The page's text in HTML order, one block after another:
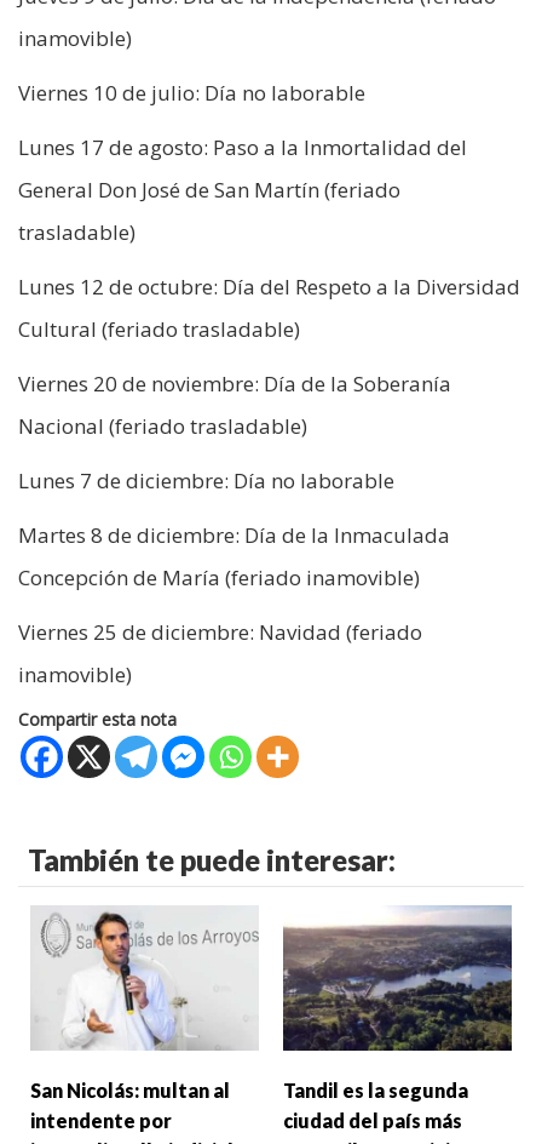
inamovible)
Viernes 10 de julio: Día no laborable
Lunes 17 de agosto: Paso a la Inmortalidad del
General Don José de San Martín (feriado
trasladable)
Lunes 12 de octubre: Día del Respeto a la Diversidad
Cultural (feriado trasladable)
Viernes 20 de noviembre: Día de la Soberanía
Nacional (feriado trasladable)
Lunes 7 de diciembre: Día no laborable
Martes 8 de diciembre: Día de la Inmaculada
Concepción de María (feriado inamovible)
Viernes 25 de diciembre: Navidad (feriado
inamovible)
Compartir esta nota
También te puede interesar:
San Nicolás: multan al
intendente por
Tandil es la segunda
ciudad del país más